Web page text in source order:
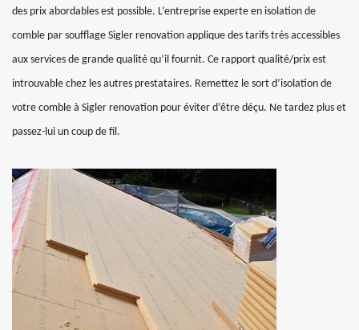
des prix abordables est possible. L’entreprise experte en isolation de
comble par soufflage Sigler renovation applique des tarifs très accessibles
aux services de grande qualité qu’il fournit. Ce rapport qualité/prix est
introuvable chez les autres prestataires. Remettez le sort d’isolation de
votre comble à Sigler renovation pour éviter d’être déçu. Ne tardez plus et
passez-lui un coup de fil.